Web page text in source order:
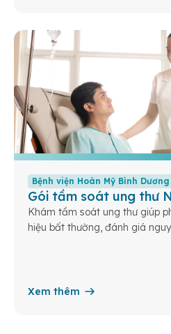
Bệnh viện Hoàn Mỹ Bình Dương
Gói tầm soát ung thư
Khám tầm soát ung thư giúp
hiệu bất thường, đánh giá
Xem thêm